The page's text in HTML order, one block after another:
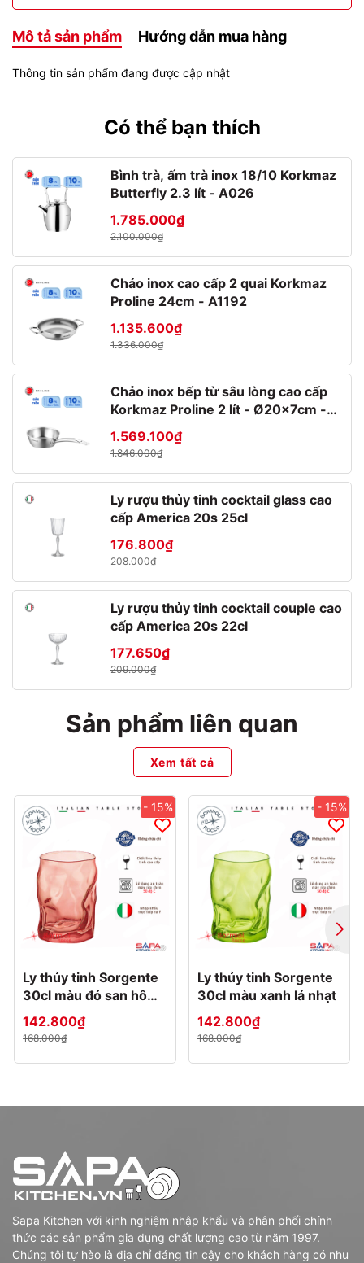
Mô tả sản phẩm Hướng dẫn mua hàng
Thông tin sản phẩm đang được cập nhật
Có thể bạn thích
Bình trà, ấm trà inox 18/10 Korkmaz
Butterfly 2.3 lít - A026
1.785.000₫
2.100.000₫
Chảo inox cao cấp 2 quai Korkmaz
Proline 24cm - A1192
1.135.600₫
1.336.000₫
Chảo inox bếp từ sâu lòng cao cấp
Korkmaz Proline 2 lít - Ø20x7cm -
A1175
1.569.100₫
1.846.000₫
Ly rượu thủy tinh cocktail glass cao
cấp America 20s 25cl
176.800₫
208.000₫
Ly rượu thủy tinh cocktail couple cao
cấp America 20s 22cl
177.650₫
209.000₫
Sản phẩm liên quan
Xem tất cả
- 15%
Ly thủy tinh Sorgente
30cl màu đỏ san hô
nhạt
142.800₫
168.000₫
- 15%
Ly thủy tinh Sorgente
30cl màu xanh lá nhạt
142.800₫
168.000₫
Sapa Kitchen với kinh nghiệm nhập khẩu và phân phối chính
thức các sản phẩm gia dụng chất lượng cao từ năm 1997.
Chúng tôi tự hào là địa chỉ đáng tin cậy cho khách hàng có nhu